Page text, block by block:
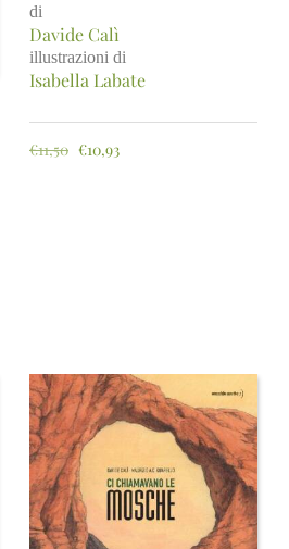
di
Davide Calì
illustrazioni di
Isabella Labate
€11,50 €10,93